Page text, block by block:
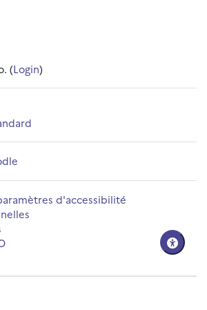
(Login)
d'accessibilité